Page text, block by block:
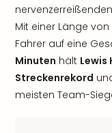
Mit einer Länge
Fahrer auf eine
Minuten hält Lewis
Streckenrekord
meisten Team-